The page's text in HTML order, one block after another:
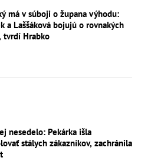
má v súboji o župana výhodu:
a Laššáková bojujú o rovnakých
tvrdí Hrabko
nesedelo: Pekárka išla
stálych zákazníkov, zachránila